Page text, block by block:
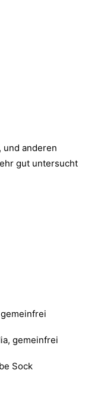
und anderen
gut untersucht
gemeinfrei
Sock